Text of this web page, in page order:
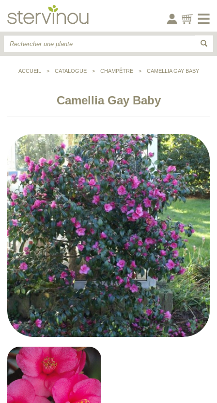
ACCUEIL > CATALOGUE > CHAMPÊTRE > CAMELLIA GAY BABY
Camellia Gay Baby